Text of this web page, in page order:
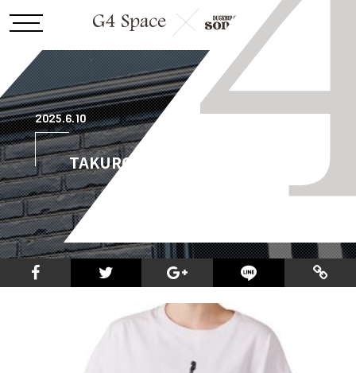
2025.6.10
TAKURO_whiteTEE_02_1000